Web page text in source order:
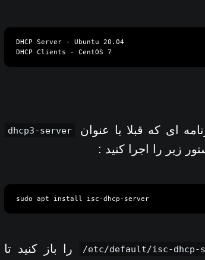
DHCP Server - Ubuntu 20.04
ای که قبلا با عنوان dhcp3-server
زیر را اجرا کنید :
/etc/default/isc-dhcp-
را باز کنید تا